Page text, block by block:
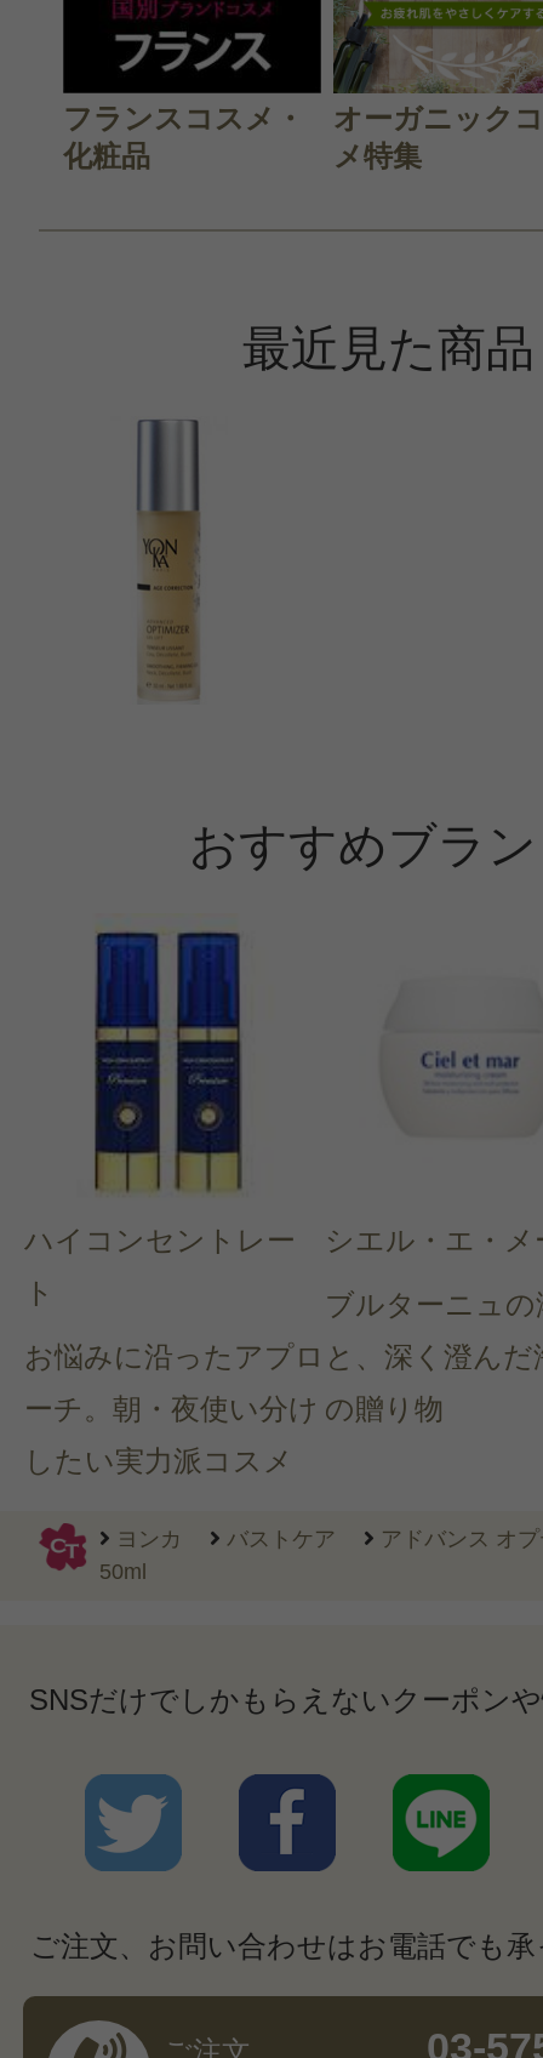
フランスコスメ・
化粧品
オーガニック
メ特集
最近見た商品
おすすめブラ
ハイコンセントレー
ト
お悩みに沿ったアプロ
ーチ。朝・夜使い分け
したい実力派コスメ
シエル・エ・メ
ブルターニュの
と、深く澄んだ
の贈り物
ヨンカ バストケア
アドバンス オ
50ml
SNSだけでしかもらえないクーポン
ご注文、お問い合わせはお電話でも
03-